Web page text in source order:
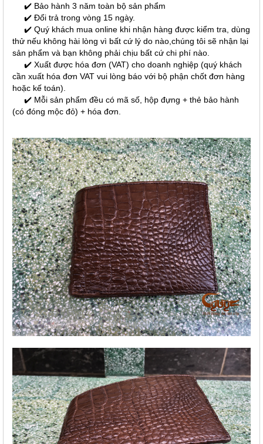
✔️ Bảo hành 3 năm toàn bộ sản phẩm
✔️ Đổi trả trong vòng 15 ngày.
✔️ Quý khách mua online khi nhận hàng được kiểm tra, dùng
thử nếu không hài lòng vì bất cứ lý do nào,chúng tôi sẽ nhận lại
sản phẩm và bạn không phải chịu bất cứ chi phí nào.
✔️ Xuất được hóa đơn (VAT) cho doanh nghiệp (quý khách
cần xuất hóa đơn VAT vui lòng báo với bộ phận chốt đơn hàng
hoặc kế toán).
✔️ Mỗi sản phẩm đều có mã số, hộp đựng + thẻ bảo hành
(có đóng mộc đỏ) + hóa đơn.